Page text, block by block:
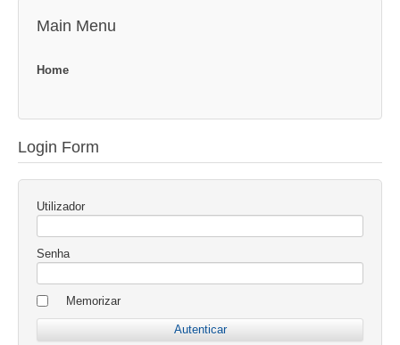
Main Menu
Home
Login Form
Utilizador
Senha
Memorizar